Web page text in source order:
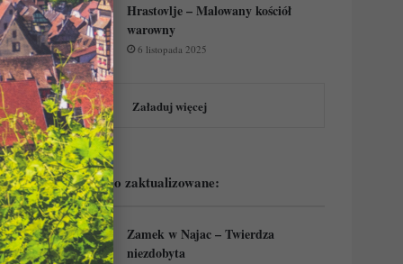
Hrastovlje – Malowany kościół
warowny
6 listopada 2025
Załaduj więcej
Podejrzyj ostatnio zaktualizowane:
Zamek w Najac – Twierdza
niezdobyta